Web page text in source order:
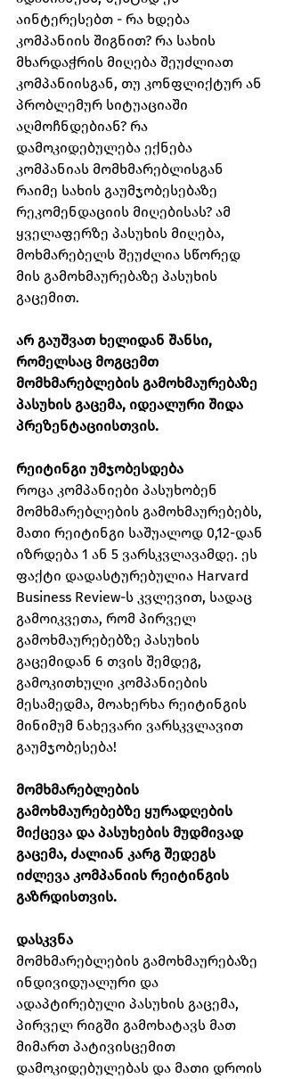
აინტერესებთ - რა ხდება
კომპანიის შიგნით? რა სახის
მხარდაჭრის მიღება შეუძლიათ
კომპანიისგან, თუ კონფლიქტურ ან
პრობლემურ სიტუაციაში
აღმოჩნდებიან? რა
დამოკიდებულება ექნება
კომპანიას მომხმარებლისგან
რაიმე სახის გაუმჯობესებაზე
რეკომენდაციის მიღებისას? ამ
ყველაფერზე პასუხის მიღება,
მოხმარებელს შეუძლია სწორედ
მის გამოხმაურებაზე პასუხის
გაცემით.
არ გაუშვათ ხელიდან შანსი,
რომელსაც მოგცემთ
მომხმარებლების გამოხმაურებაზე
პასუხის გაცემა, იდეალური შიდა
პრეზენტაციისთვის.
რეიტინგი უმჯობესდება
როცა კომპანიები პასუხობენ
მომხმარებლების გამოხმაურებებს,
მათი რეიტინგი საშუალოდ 0,12-დან
იზრდება 1 ან 5 ვარსკვლავამდე. ეს
ფაქტი დადასტურებულია Harvard
Business Review-ს კვლევით, სადაც
გამოიკვეთა, რომ პირველ
გამოხმაურებებზე პასუხის
გაცემიდან 6 თვის შემდეგ,
გამოკითხული კომპანიების
მესამედმა, მოახერხა რეიტინგის
მინიმუმ ნახევარი ვარსკვლავით
გაუმჯობესება!
მომხმარებლების
გამოხმაურებებზე ყურადღების
მიქცევა და პასუხების მუდმივად
გაცემა, ძალიან კარგ შედეგს
იძლევა კომპანიის რეიტინგის
გაზრდისთვის.
დასკვნა
მომხმარებლების გამოხმაურებაზე
ინდივიდუალური და
ადაპტირებული პასუხის გაცემა,
პირველ რიგში გამოხატავს მათ
მიმართ პატივისცემით
დამოკიდებულებას და მათი დროის